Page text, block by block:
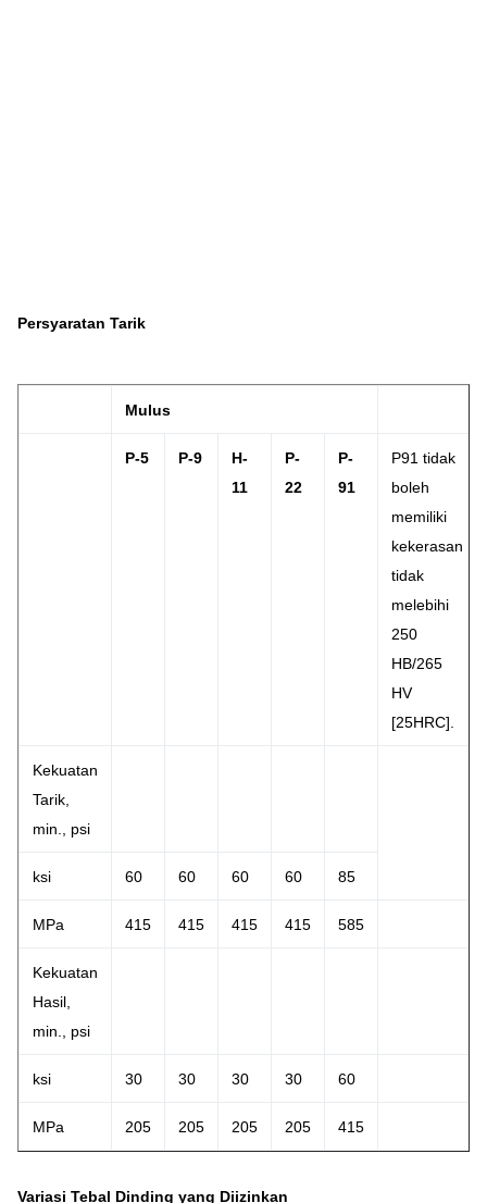
Persyaratan Tarik
Mulus
P-5 P-9
H-
11
P-
22
P-
91
P91 tidak
boleh
memiliki
kekerasan
tidak
melebihi
250
HB/265
HV
[25HRC].
Kekuatan
Tarik,
min., psi
ksi 60 60 60 60 85
MPa 415 415 415 415 585
Kekuatan
Hasil,
min., psi
ksi 30 30 30 30 60
MPa 205 205 205 205 415
Variasi Tebal Dinding yang Diizinkan